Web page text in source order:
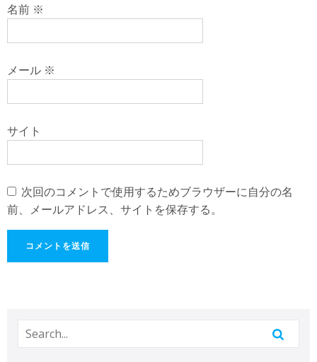
名前 ※
メール ※
サイト
次回のコメントで使用するためブラウザーに自分の名
前、メールアドレス、サイトを保存する。